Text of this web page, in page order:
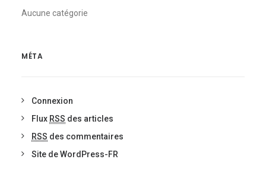
Aucune catégorie
MÉTA
Connexion
Flux RSS des articles
RSS des commentaires
Site de WordPress-FR